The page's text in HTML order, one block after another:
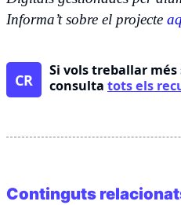
Informa’t sobre el projecte
CR
Si vols treballar
consulta tots els
Continguts